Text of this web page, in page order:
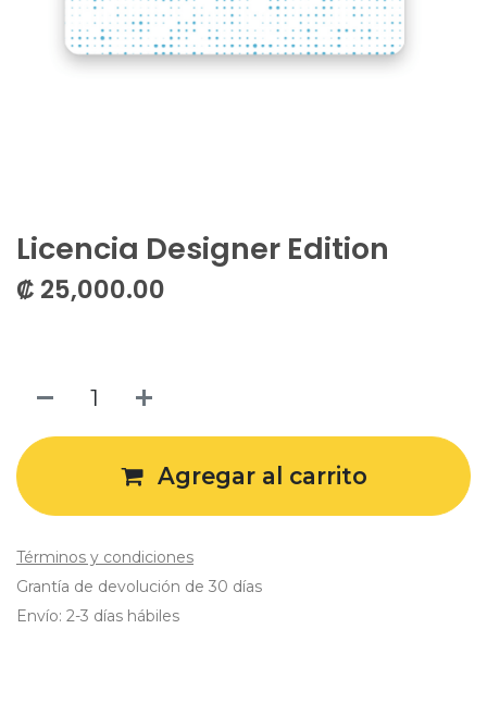
Licencia Designer Edition
₡ 25,000.00
Agregar al carrito
Términos y condiciones
Grantía de devolución de 30 días
Envío: 2-3 días hábiles